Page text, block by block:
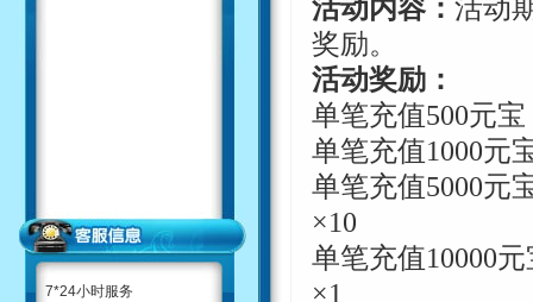
7*24小时服务
活动内容： 活动
奖励。
活动奖励：
单笔充值500元
单笔充值1000元
单笔充值5000元
×10
单笔充值10000元
×1